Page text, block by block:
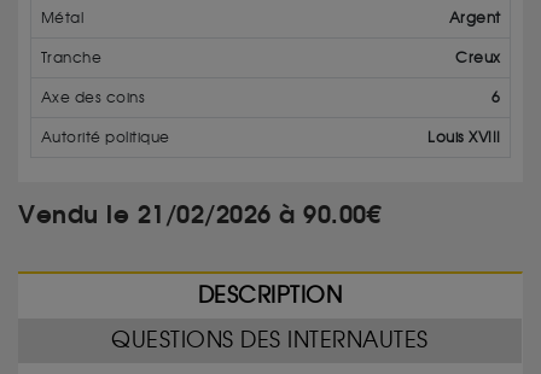
Métal Argent
Tranche Creux
Axe des coins 6
Autorité politique Louis XVIII
Vendu le 21/02/2026 à 90.00€
DESCRIPTION
QUESTIONS DES INTERNAUTES